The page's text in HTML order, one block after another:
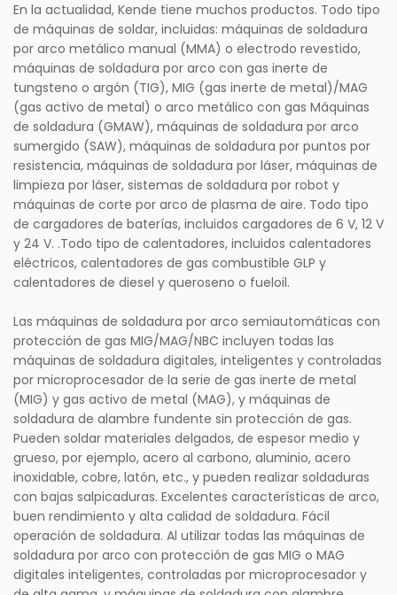
En la actualidad, Kende tiene muchos productos. Todo tipo
de máquinas de soldar, incluidas: máquinas de soldadura
por arco metálico manual (MMA) o electrodo revestido,
máquinas de soldadura por arco con gas inerte de
tungsteno o argón (TIG), MIG (gas inerte de metal)/MAG
(gas activo de metal) o arco metálico con gas Máquinas
de soldadura (GMAW), máquinas de soldadura por arco
sumergido (SAW), máquinas de soldadura por puntos por
resistencia, máquinas de soldadura por láser, máquinas de
limpieza por láser, sistemas de soldadura por robot y
máquinas de corte por arco de plasma de aire. Todo tipo
de cargadores de baterías, incluidos cargadores de 6 V, 12 V
y 24 V. .Todo tipo de calentadores, incluidos calentadores
eléctricos, calentadores de gas combustible GLP y
calentadores de diesel y queroseno o fueloil.
Las máquinas de soldadura por arco semiautomáticas con
protección de gas MIG/MAG/NBC incluyen todas las
máquinas de soldadura digitales, inteligentes y controladas
por microprocesador de la serie de gas inerte de metal
(MIG) y gas activo de metal (MAG), y máquinas de
soldadura de alambre fundente sin protección de gas.
Pueden soldar materiales delgados, de espesor medio y
grueso, por ejemplo, acero al carbono, aluminio, acero
inoxidable, cobre, latón, etc., y pueden realizar soldaduras
con bajas salpicaduras. Excelentes características de arco,
buen rendimiento y alta calidad de soldadura. Fácil
operación de soldadura. Al utilizar todas las máquinas de
soldadura por arco con protección de gas MIG o MAG
digitales inteligentes, controladas por microprocesador y